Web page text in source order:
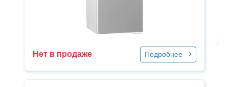
Нет в продаже Подробнее